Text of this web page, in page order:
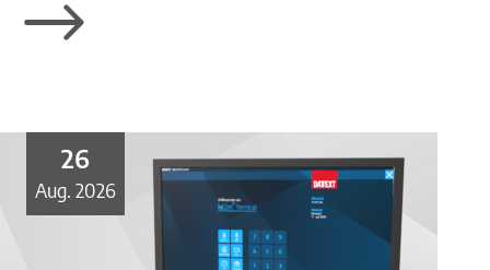
26
Aug. 2026
Blog
Kontakt
Karriere
Impressum